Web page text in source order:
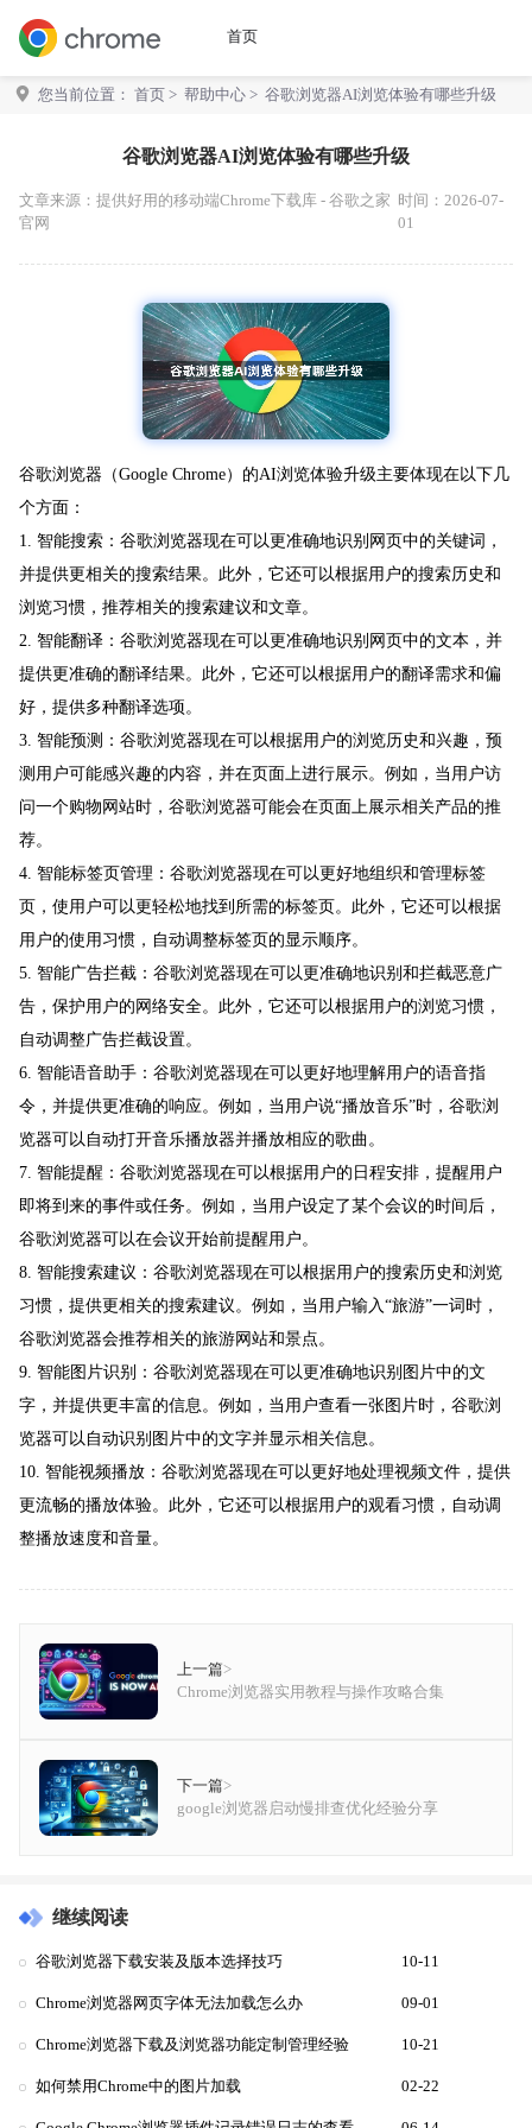
首页
您当前位置： 首页 > 帮助中心 > 谷歌浏览器AI浏览体验有哪些升级
谷歌浏览器AI浏览体验有哪些升级
文章来源： 提供好用的移动端Chrome下载库 - 谷歌之家
官网
时间：2026-07-
01
谷歌浏览器（Google Chrome）的AI浏览体验升级主要体现在以下几
个方面：
1. 智能搜索：谷歌浏览器现在可以更准确地识别网页中的关键词，
并提供更相关的搜索结果。此外，它还可以根据用户的搜索历史和
浏览习惯，推荐相关的搜索建议和文章。
2. 智能翻译：谷歌浏览器现在可以更准确地识别网页中的文本，并
提供更准确的翻译结果。此外，它还可以根据用户的翻译需求和偏
好，提供多种翻译选项。
3. 智能预测：谷歌浏览器现在可以根据用户的浏览历史和兴趣，预
测用户可能感兴趣的内容，并在页面上进行展示。例如，当用户访
问一个购物网站时，谷歌浏览器可能会在页面上展示相关产品的推
荐。
4. 智能标签页管理：谷歌浏览器现在可以更好地组织和管理标签
页，使用户可以更轻松地找到所需的标签页。此外，它还可以根据
用户的使用习惯，自动调整标签页的显示顺序。
5. 智能广告拦截：谷歌浏览器现在可以更准确地识别和拦截恶意广
告，保护用户的网络安全。此外，它还可以根据用户的浏览习惯，
自动调整广告拦截设置。
6. 智能语音助手：谷歌浏览器现在可以更好地理解用户的语音指
令，并提供更准确的响应。例如，当用户说“播放音乐”时，谷歌浏
览器可以自动打开音乐播放器并播放相应的歌曲。
7. 智能提醒：谷歌浏览器现在可以根据用户的日程安排，提醒用户
即将到来的事件或任务。例如，当用户设定了某个会议的时间后，
谷歌浏览器可以在会议开始前提醒用户。
8. 智能搜索建议：谷歌浏览器现在可以根据用户的搜索历史和浏览
习惯，提供更相关的搜索建议。例如，当用户输入“旅游”一词时，
谷歌浏览器会推荐相关的旅游网站和景点。
9. 智能图片识别：谷歌浏览器现在可以更准确地识别图片中的文
字，并提供更丰富的信息。例如，当用户查看一张图片时，谷歌浏
览器可以自动识别图片中的文字并显示相关信息。
10. 智能视频播放：谷歌浏览器现在可以更好地处理视频文件，提供
更流畅的播放体验。此外，它还可以根据用户的观看习惯，自动调
整播放速度和音量。
上一篇>
Chrome浏览器实用教程与操作攻略合集
下一篇>
google浏览器启动慢排查优化经验分享
继续阅读
谷歌浏览器下载安装及版本选择技巧 10-11
Chrome浏览器网页字体无法加载怎么办 09-01
Chrome浏览器下载及浏览器功能定制管理经验 10-21
如何禁用Chrome中的图片加载 02-22